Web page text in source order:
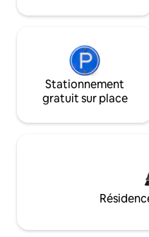
Stationnement
gratuit sur place